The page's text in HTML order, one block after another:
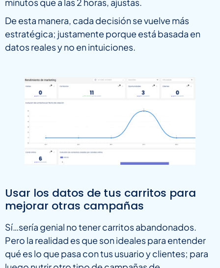
minutos que a las 2 horas, ajustas.
De esta manera, cada decisión se vuelve más
estratégica; justamente porque está basada en
datos reales y no en intuiciones.
Usar los datos de tus carritos para
mejorar otras campañas
Sí…sería genial no tener carritos abandonados.
Pero la realidad es que son ideales para entender
qué es lo que pasa con tus usuario y clientes; para